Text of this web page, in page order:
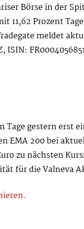
Börse in der
11,62 Prozent
meldet
ISIN:
Tage gestern erst
EMA 200 bei
zu nächsten
für die Valneva